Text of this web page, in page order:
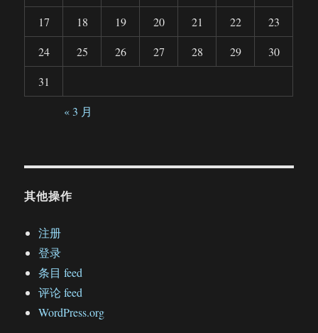
17
18 19 20 21 22
23
24
25 26 27 28 29
30
31
« 3 月
其他操作
注册
登录
条目 feed
评论 feed
WordPress.org